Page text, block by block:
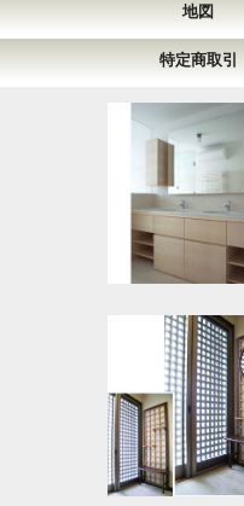
地図
特定商取引